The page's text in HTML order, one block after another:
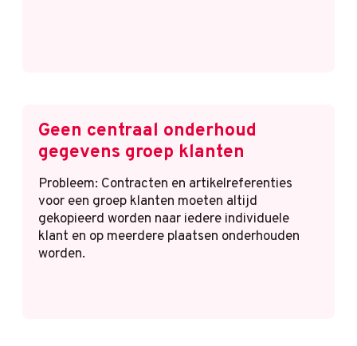
Geen centraal onderhoud
gegevens groep klanten
Probleem: Contracten en artikelreferenties
voor een groep klanten moeten altijd
gekopieerd worden naar iedere individuele
klant en op meerdere plaatsen onderhouden
worden.